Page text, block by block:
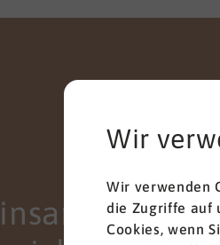
zum
Wir
Wir verwenden
die Zugriffe auf
Cookies, wenn